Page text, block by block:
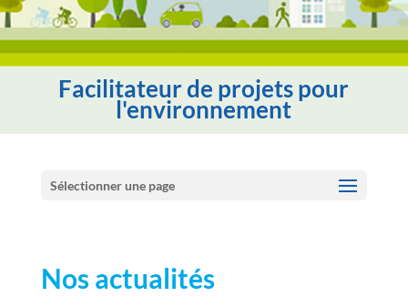
Facilitateur de projets pour
l'environnement
Sélectionner une page
Nos actualités